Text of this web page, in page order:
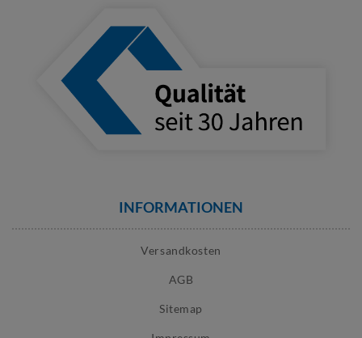
INFORMATIONEN
Versandkosten
AGB
Sitemap